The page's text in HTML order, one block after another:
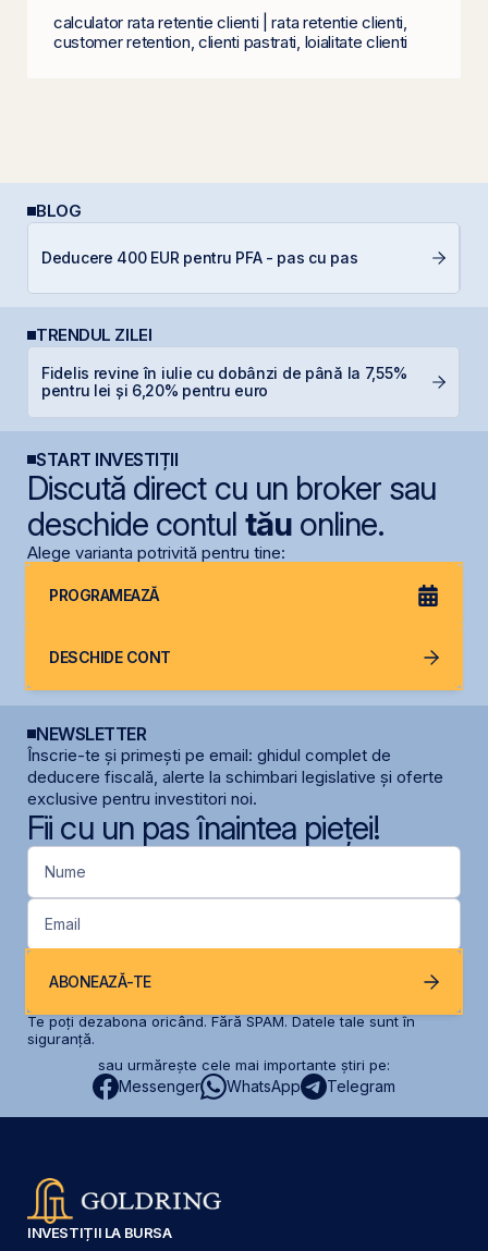
calculator rata retentie clienti | rata retentie clienti,
customer retention, clienti pastrati, loialitate clienti
BLOG
Deducere 400 EUR pentru PFA - pas cu pas
TRENDUL ZILEI
Fidelis revine în iulie cu dobânzi de până la 7,55%
pentru lei și 6,20% pentru euro
START INVESTIȚII
Discută direct cu un broker sau
deschide contul tăuonline.
Alege varianta potrivită pentru tine:
PROGRAMEAZĂ
DESCHIDE CONT
NEWSLETTER
Înscrie-te și primești pe email: ghidul complet de
deducere fiscală, alerte la schimbari legislative și oferte
exclusive pentru investitori noi.
Fii cu un pas înaintea pieței!
Nume
Email
ABONEAZĂ-TE
Te poți dezabona oricând. Fără SPAM. Datele tale sunt în
siguranță.
sau urmărește cele mai importante știri pe:
Messenger WhatsApp Telegram
INVESTIȚII LA BURSA